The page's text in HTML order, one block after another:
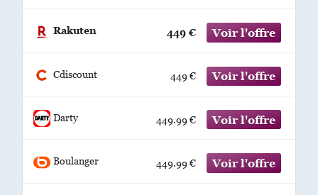
Rakuten 449 €
Cdiscount 449 €
Darty 449.99 €
Boulanger 449.99 €